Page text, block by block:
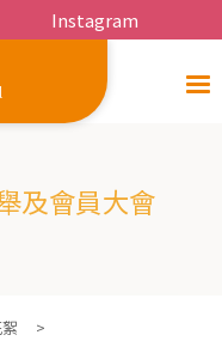
Instagram
及會員大會
>